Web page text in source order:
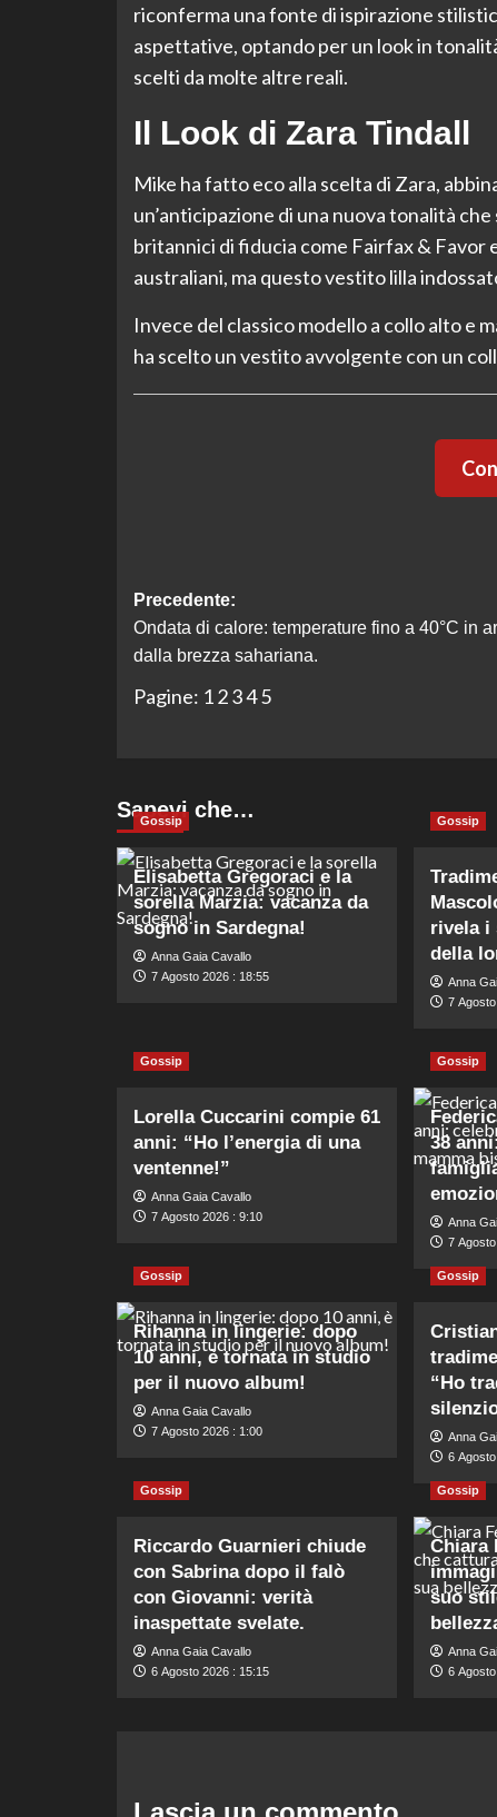
riconferma una fonte di ispirazione
aspettative, optando per un look in
scelti da molte altre reali.
Il Look di Zara Tindall
Mike ha fatto eco alla scelta di Zara,
un’anticipazione di una nuova tonalità
britannici di fiducia come Fairfax & Favor
australiani, ma questo vestito lilla
Invece del classico modello a collo alto e
ha scelto un vestito avvolgente con un
Navigazione
articolo
Precedente:
Ondata di calore: temperature fino a 40°C in
dalla brezza sahariana.
Pagine: 1 2 34 5
Sapevi che…
Gossip
Elisabetta Gregoraci e la
sorella Marzia: vacanza da
sogno in Sardegna!
Anna Gaia Cavallo
7 Agosto 2026 : 18:55
Gossip
rivela i
della
Anna
7
Gossip
Lorella Cuccarini compie 61
anni: “Ho l’energia di una
ventenne!”
Anna Gaia Cavallo
7 Agosto 2026 : 9:10
Gossip
38
Anna
7
Gossip
Rihanna in lingerie: dopo
10 anni, è tornata in studio
per il nuovo album!
Anna Gaia Cavallo
7 Agosto 2026 : 1:00
Gossip
“Ho
Anna
6
Gossip
Riccardo Guarnieri chiude
con Sabrina dopo il falò
con Giovanni: verità
inaspettate svelate.
Anna Gaia Cavallo
6 Agosto 2026 : 15:15
Gossip
Chiara
suo
Anna
6